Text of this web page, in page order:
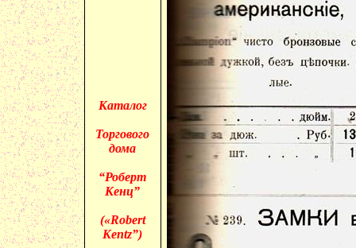
Каталог
Торгового
дома
“Роберт
Кенц”
(«Robert
Kentz”)